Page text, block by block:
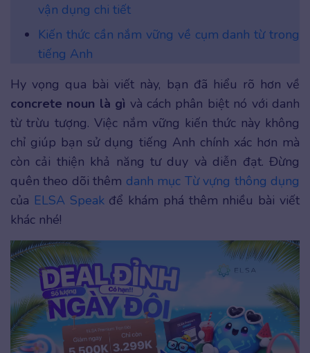
vận dụng chi tiết
Kiến thức cần nắm vững về cụm danh từ trong
tiếng Anh
Hy vọng qua bài viết này, bạn đã hiểu rõ hơn về
concrete noun là gì và cách phân biệt nó với danh
từ trừu tượng. Việc nắm vững kiến thức này không
chỉ giúp bạn sử dụng tiếng Anh chính xác hơn mà
còn cải thiện khả năng tư duy và diễn đạt. Đừng
quên theo dõi thêm danh mục Từ vựng thông dụng
của ELSA Speakđể khám phá thêm nhiều bài viết
khác nhé!